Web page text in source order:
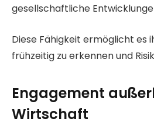
gesellschaftliche
Diese Fähigkeit ermöglicht es
frühzeitig zu erkennen und
Engagement
Wirtschaft